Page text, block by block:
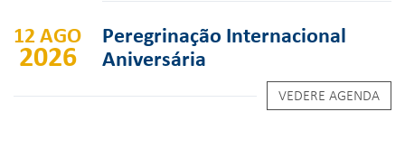
12 AGO
2026
Peregrinação Internacional
Aniversária
VEDERE AGENDA